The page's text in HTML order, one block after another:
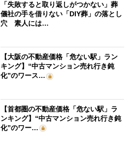
「失敗すると取り返しがつかない」葬
儀社の手を借りない「DIY葬」の落とし
穴 素人には…
【大阪の不動産価格「危ない駅」ラン
キング】“中古マンション売れ行き鈍
化”のワース…
【首都圏の不動産価格「危ない駅」ラ
ンキング】“中古マンション売れ行き鈍
化”のワー…